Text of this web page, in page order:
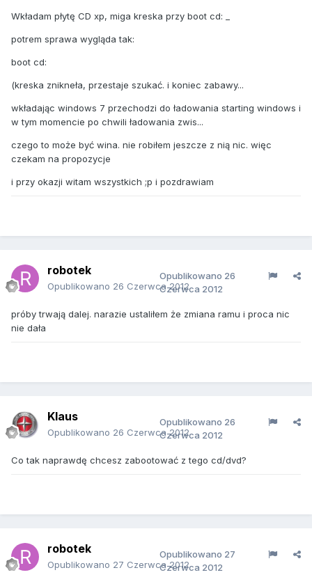
Wkładam płytę CD xp, miga kreska przy boot cd: _
potrem sprawa wygląda tak:
boot cd:
(kreska znikneła, przestaje szukać. i koniec zabawy...
wkładając windows 7 przechodzi do ładowania starting windows i
w tym momencie po chwili ładowania zwis...
czego to może być wina. nie robiłem jeszcze z nią nic. więc
czekam na propozycje
i przy okazji witam wszystkich ;p i pozdrawiam
robotek
Opublikowano 26 Czerwca 2012
Opublikowano 26
Czerwca 2012
próby trwają dalej. narazie ustaliłem że zmiana ramu i proca nic
nie dała
Klaus
Opublikowano 26 Czerwca 2012
Opublikowano 26
Czerwca 2012
Co tak naprawdę chcesz zabootować z tego cd/dvd?
robotek
Opublikowano 27 Czerwca 2012
Opublikowano 27
Czerwca 2012